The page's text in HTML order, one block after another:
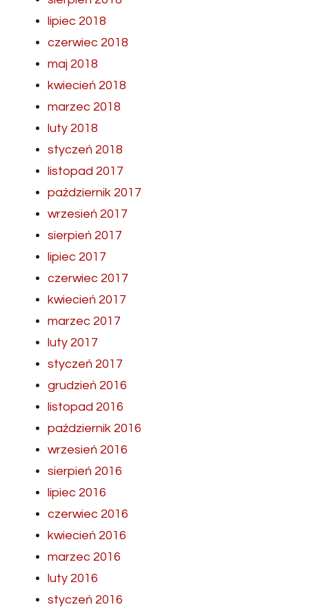
lipiec 2018
czerwiec 2018
maj 2018
kwiecień 2018
marzec 2018
luty 2018
styczeń 2018
listopad 2017
październik 2017
wrzesień 2017
sierpień 2017
lipiec 2017
czerwiec 2017
kwiecień 2017
marzec 2017
luty 2017
styczeń 2017
grudzień 2016
listopad 2016
październik 2016
wrzesień 2016
sierpień 2016
lipiec 2016
czerwiec 2016
kwiecień 2016
marzec 2016
luty 2016
styczeń 2016